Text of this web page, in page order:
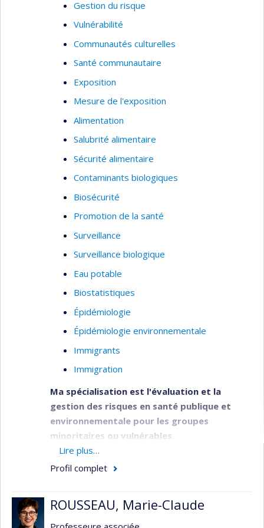
Gestion du risque
Vulnérabilité
Communautés culturelles
Santé communautaire
Exposition
Mesure de l'exposition
Alimentation
Salubrité alimentaire
Sécurité alimentaire
Contaminants biologiques
Biosécurité
Promotion de la santé
Surveillance
Surveillance biologique
Eau potable
Biostatistiques
Épidémiologie
Épidémiologie environnementale
Immigrants
Immigration
Ma spécialisation est l'évaluation et la
gestion des risques en santé publique et
environnementale pour les groupes
minoritaires ou vulnérables
Mon équipe et moi étudions les liens entre
l'exposition aux contaminants, l'environnement, la
de recherche concernant les mesures de santé
Lire plus…
Profil complet
ROUSSEAU, Marie-Claude